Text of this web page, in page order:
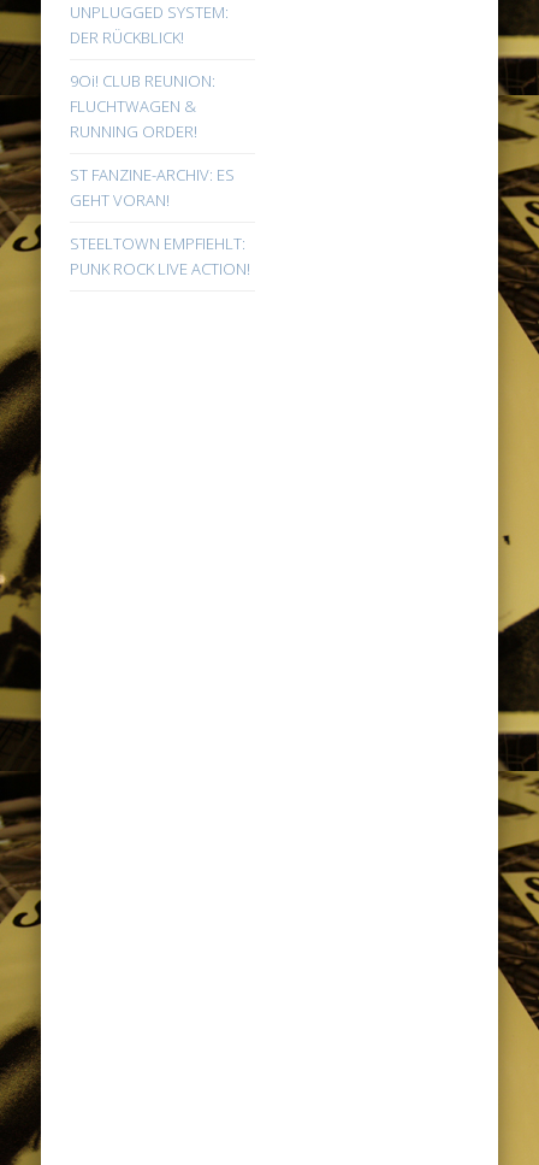
UNPLUGGED SYSTEM:
DER RÜCKBLICK!
9Oi! CLUB REUNION:
FLUCHTWAGEN &
RUNNING ORDER!
ST FANZINE-ARCHIV: ES
GEHT VORAN!
STEELTOWN EMPFIEHLT:
PUNK ROCK LIVE ACTION!